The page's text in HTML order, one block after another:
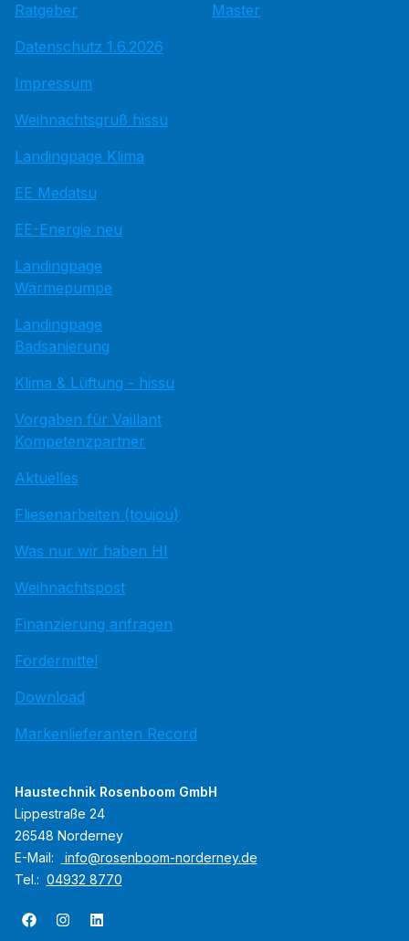
Ratgeber
Datenschutz 1.6.2026
Impressum
Weihnachtsgruß hissu
Landingpage Klima
EE Medatsu
EE-Energie neu
Landingpage
Wärmepumpe
Landingpage
Badsanierung
Klima & Lüftung - hissu
Vorgaben für Vaillant
Kompetenzpartner
Aktuelles
Fliesenarbeiten (toujou)
Was nur wir haben HI
Weihnachtspost
Finanzierung anfragen
Fördermittel
Download
Markenlieferanten Record
Master
Haustechnik Rosenboom GmbH
Lippestraße 24
26548 Norderney
E-Mail:
info@rosenboom-norderney.de
Tel.: 04932 8770